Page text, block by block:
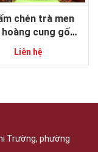
chén trà men
hoàng cung gốm
Liên hệ
Trường, phường